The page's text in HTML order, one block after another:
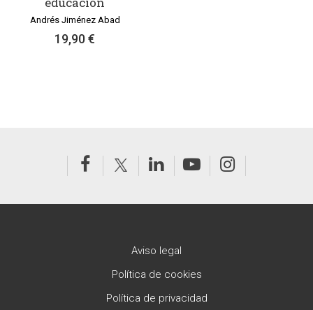
Andrés Jiménez Abad
19,90 €
Aviso legal
Política de cookies
Política de privacidad